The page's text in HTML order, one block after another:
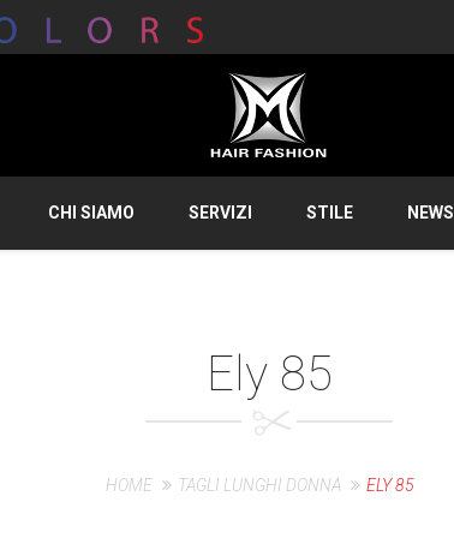
CHI SIAMO SERVIZI STILE NEWS
Ely 85
HOME TAGLI LUNGHI DONNA ELY 85